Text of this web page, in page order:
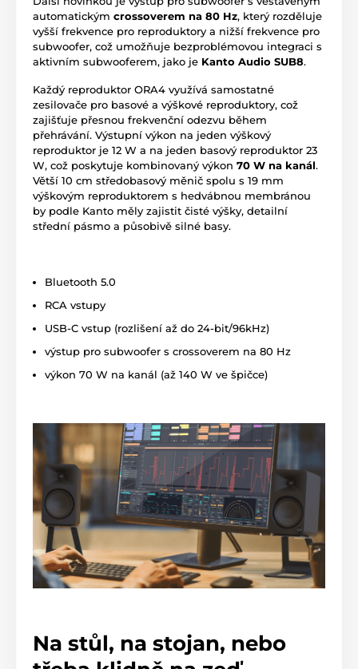
automatickým crossoverem na 80 Hz, který rozděluje
vyšší frekvence pro reproduktory a nižší frekvence pro
subwoofer, což umožňuje bezproblémovou integraci s
aktivním subwooferem, jako je Kanto Audio SUB8.
Každý reproduktor ORA4 využívá samostatné
zesilovače pro basové a výškové reproduktory, což
zajišťuje přesnou frekvenční odezvu během
přehrávání. Výstupní výkon na jeden výškový
reproduktor je 12 W a na jeden basový reproduktor 23
W, což poskytuje kombinovaný výkon 70 W na kanál.
Větší 10 cm středobasový měnič spolu s 19 mm
výškovým reproduktorem s hedvábnou membránou
by podle Kanto měly zajistit čisté výšky, detailní
střední pásmo a působivě silné basy.
Bluetooth 5.0
RCA vstupy
USB-C vstup (rozlišení až do 24-bit/96kHz)
výstup pro subwoofer s crossoverem na 80 Hz
výkon 70 W na kanál (až 140 W ve špičce)
Na stůl, na stojan, nebo